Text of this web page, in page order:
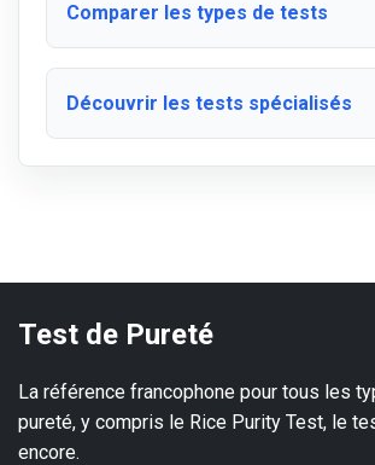
Comparer les types de tests
Découvrir les tests spécialisés
Test de Pureté
La référence francophone pour tous les
pureté, y compris le Rice Purity Test, le
encore.